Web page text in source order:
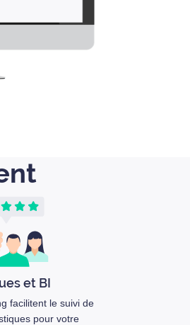
et BI
facilitent le suivi de
pour votre